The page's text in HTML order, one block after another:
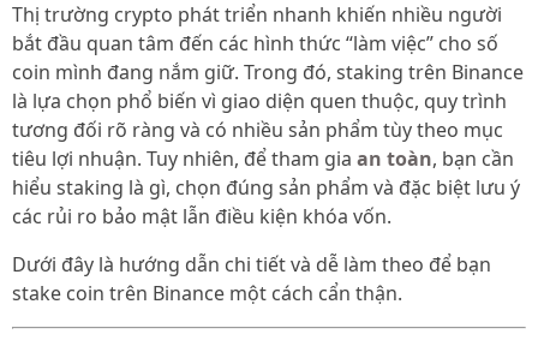
Thị trường crypto phát triển nhanh khiến nhiều người
bắt đầu quan tâm đến các hình thức “làm việc” cho số
coin mình đang nắm giữ. Trong đó, staking trên Binance
là lựa chọn phổ biến vì giao diện quen thuộc, quy trình
tương đối rõ ràng và có nhiều sản phẩm tùy theo mục
tiêu lợi nhuận. Tuy nhiên, để tham gia an toàn, bạn cần
hiểu staking là gì, chọn đúng sản phẩm và đặc biệt lưu ý
các rủi ro bảo mật lẫn điều kiện khóa vốn.
Dưới đây là hướng dẫn chi tiết và dễ làm theo để bạn
stake coin trên Binance một cách cẩn thận.